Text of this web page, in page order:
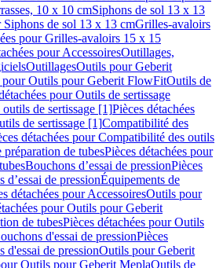
10 x 10 cmSiphons de sol 13 x 13
Siphons de sol 13 x 13 cmGrilles-avaloirs
pour Grilles-avaloirs 15 x 15
pour AccessoiresOutillages,
OutillagesOutils pour Geberit
pour Outils pour Geberit FlowFitOutils de
pour Outils de sertissage
de sertissage [1]Pièces détachées
de sertissage [1]Compatibilité des
détachées pour Compatibilité des outils
préparation de tubesPièces détachées pour
Bouchons d’essai de pressionPièces
d’essai de pressionÉquipements de
détachées pour AccessoiresOutils pour
pour Outils pour Geberit
de tubesPièces détachées pour Outils
d'essai de pressionPièces
d'essai de pressionOutils pour Geberit
Outils pour Geberit MeplaOutils de